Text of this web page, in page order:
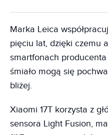
Marka Leica
pięciu lat, dzięki czemu
smartfonach
śmiało mogą się
bliżej.
Xiaomi 17T korzysta z
sensora Light Fusion,